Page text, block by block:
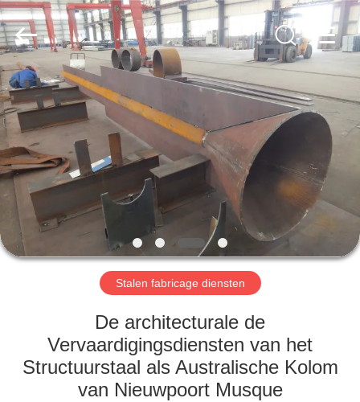
HUIS
PRODUCTEN
VIDEO'S
VR
-
OVER
ONS
Qingdao
KaFa
Fabrication
Co.,
Ltd..
Rights
Reserved.
Stalen fabricage diensten
De architecturale de
Vervaardigingsdiensten van het
Structuurstaal als Australische Kolom
van Nieuwpoort Musque